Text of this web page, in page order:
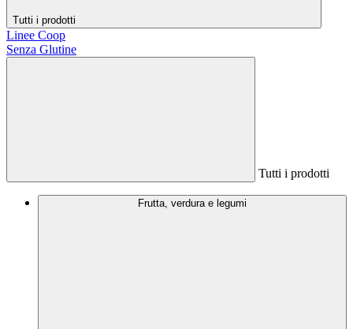
Tutti i prodotti
Linee Coop
Senza Glutine
Tutti i prodotti
Frutta, verdura e legumi